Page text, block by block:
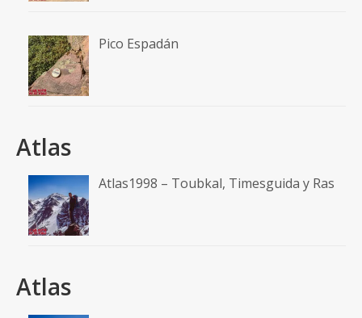
Pico Espadán
Atlas
Atlas1998 – Toubkal, Timesguida y Ras
Atlas